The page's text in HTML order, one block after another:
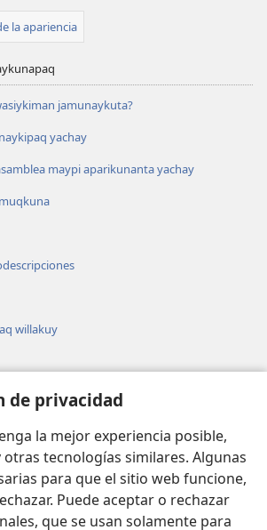
de privacidad
la mejor experiencia posible,
otras tecnologías similares. Algunas
para que el sitio web funcione,
Puede aceptar o rechazar
que se usan solamente para
la apariencia
jamunaykuta?
yachay
maypi aparikunanta yachay
willakuy
Watchtower™